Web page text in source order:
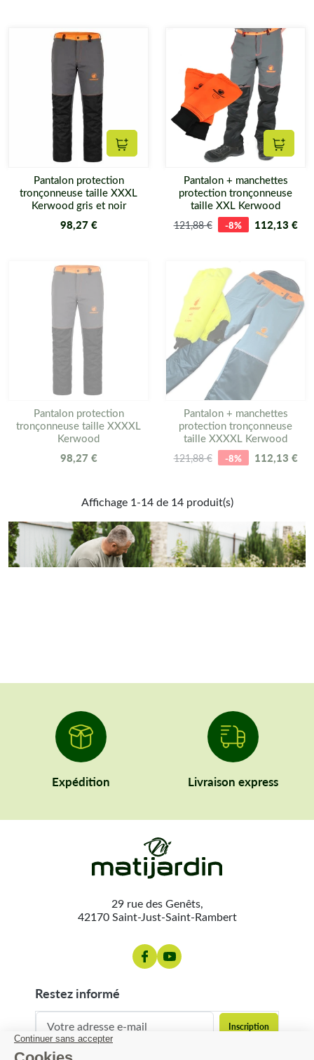
Ajouter au panier
Pantalon protection
tronçonneuse taille XXXL
Kerwood gris et noir
98,27 €
Pantalon + manchettes
protection tronçonneuse
taille XXL Kerwood
121,88 € -8% 112,13 €
Pantalon protection
tronçonneuse taille XXXXL
Kerwood
98,27 €
Pantalon + manchettes
protection tronçonneuse
taille XXXXL Kerwood
121,88 € -8% 112,13 €
Affichage 1-14 de 14 produit(s)
Expédition Livraison express
29 rue des Genêts,
42170 Saint-Just-Saint-Rambert
restez informé